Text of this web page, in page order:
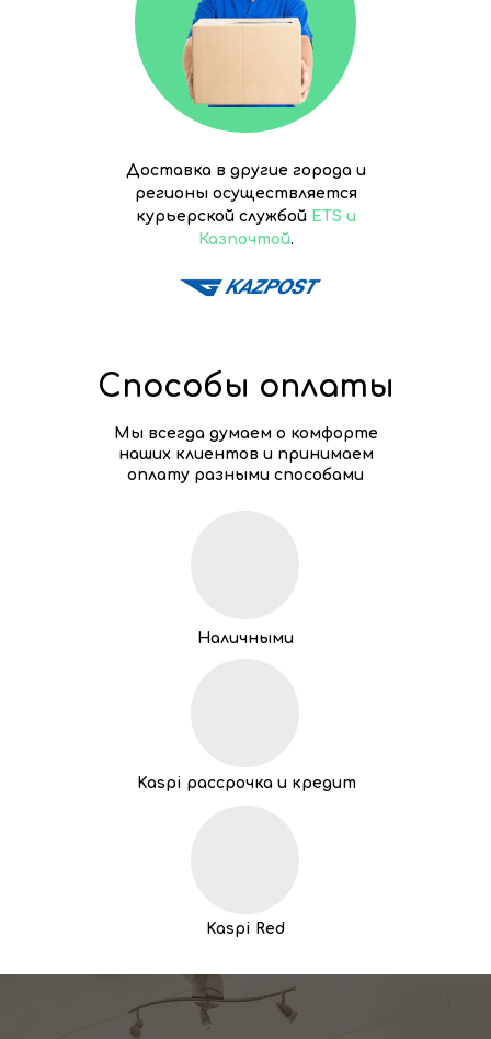
Доставка в другие города и
регионы осуществляется
курьерской службой ETS и
Казпочтой.
Наличными
Kaspi рассрочка и кредит
Kaspi Red
Способы оплаты
Мы всегда думаем о комфорте
наших клиентов и принимаем
оплату разными способами